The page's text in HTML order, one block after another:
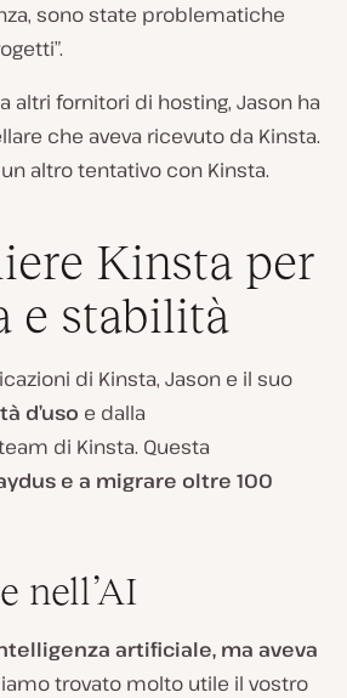
sono state problematiche
altri fornitori di hosting, Jason ha
che aveva ricevuto da Kinsta.
altro tentativo con Kinsta.
Kinsta per
e stabilità
di Kinsta, Jason e il suo
d’uso e dalla
di Kinsta. Questa
e a migrare oltre 100
nell’AI
artificiale, ma aveva
trovato molto utile il vostro